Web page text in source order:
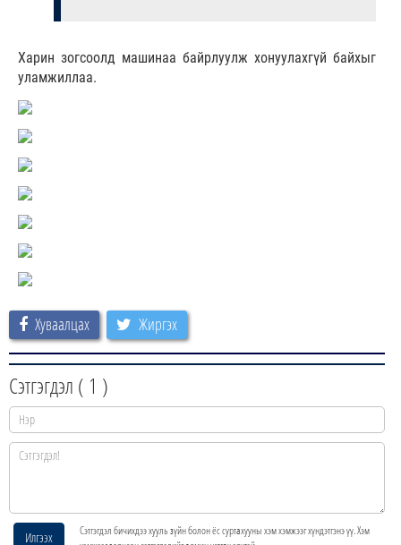
Харин зогсоолд машинаа байрлуулж хонуулахгүй байхыг
уламжиллаа.
Хуваалцах Жиргэх
Сэтгэгдэл ( 1 )
Илгээх
Сэтгэгдэл бичихдээ хууль зүйн болон ёс суртахууны хэм хэмжээг хүндэтгэнэ үү. Хэм